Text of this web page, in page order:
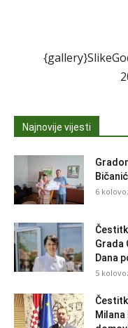
Najnovije vijesti
6
Grada
Dana
5